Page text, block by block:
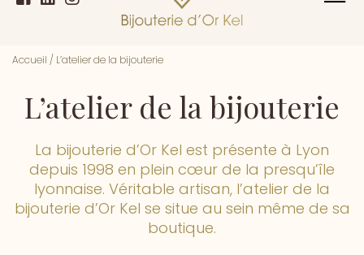
Accueil / L’atelier de la bijouterie
L’atelier de la bijouterie
La bijouterie d’Or Kel est présente à Lyon
depuis 1998 en plein cœur de la presqu’île
lyonnaise. Véritable artisan, l’atelier de la
bijouterie d’Or Kel se situe au sein même de sa
boutique.